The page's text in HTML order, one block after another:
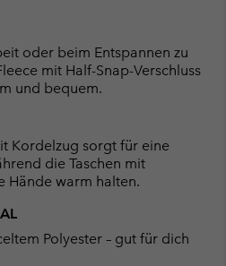
oder beim Entspannen zu
mit Half-Snap-Verschluss
und bequem.
Kordelzug sorgt für eine
die Taschen mit
Hände warm halten.
Polyester – gut für dich